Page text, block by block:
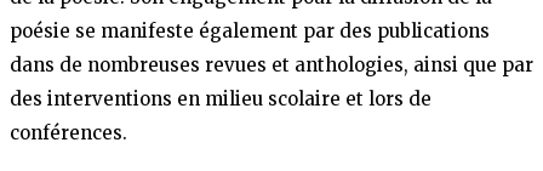
poésie se manifeste également par des publications
dans de nombreuses revues et anthologies, ainsi que par
des interventions en milieu scolaire et lors de
conférences.​